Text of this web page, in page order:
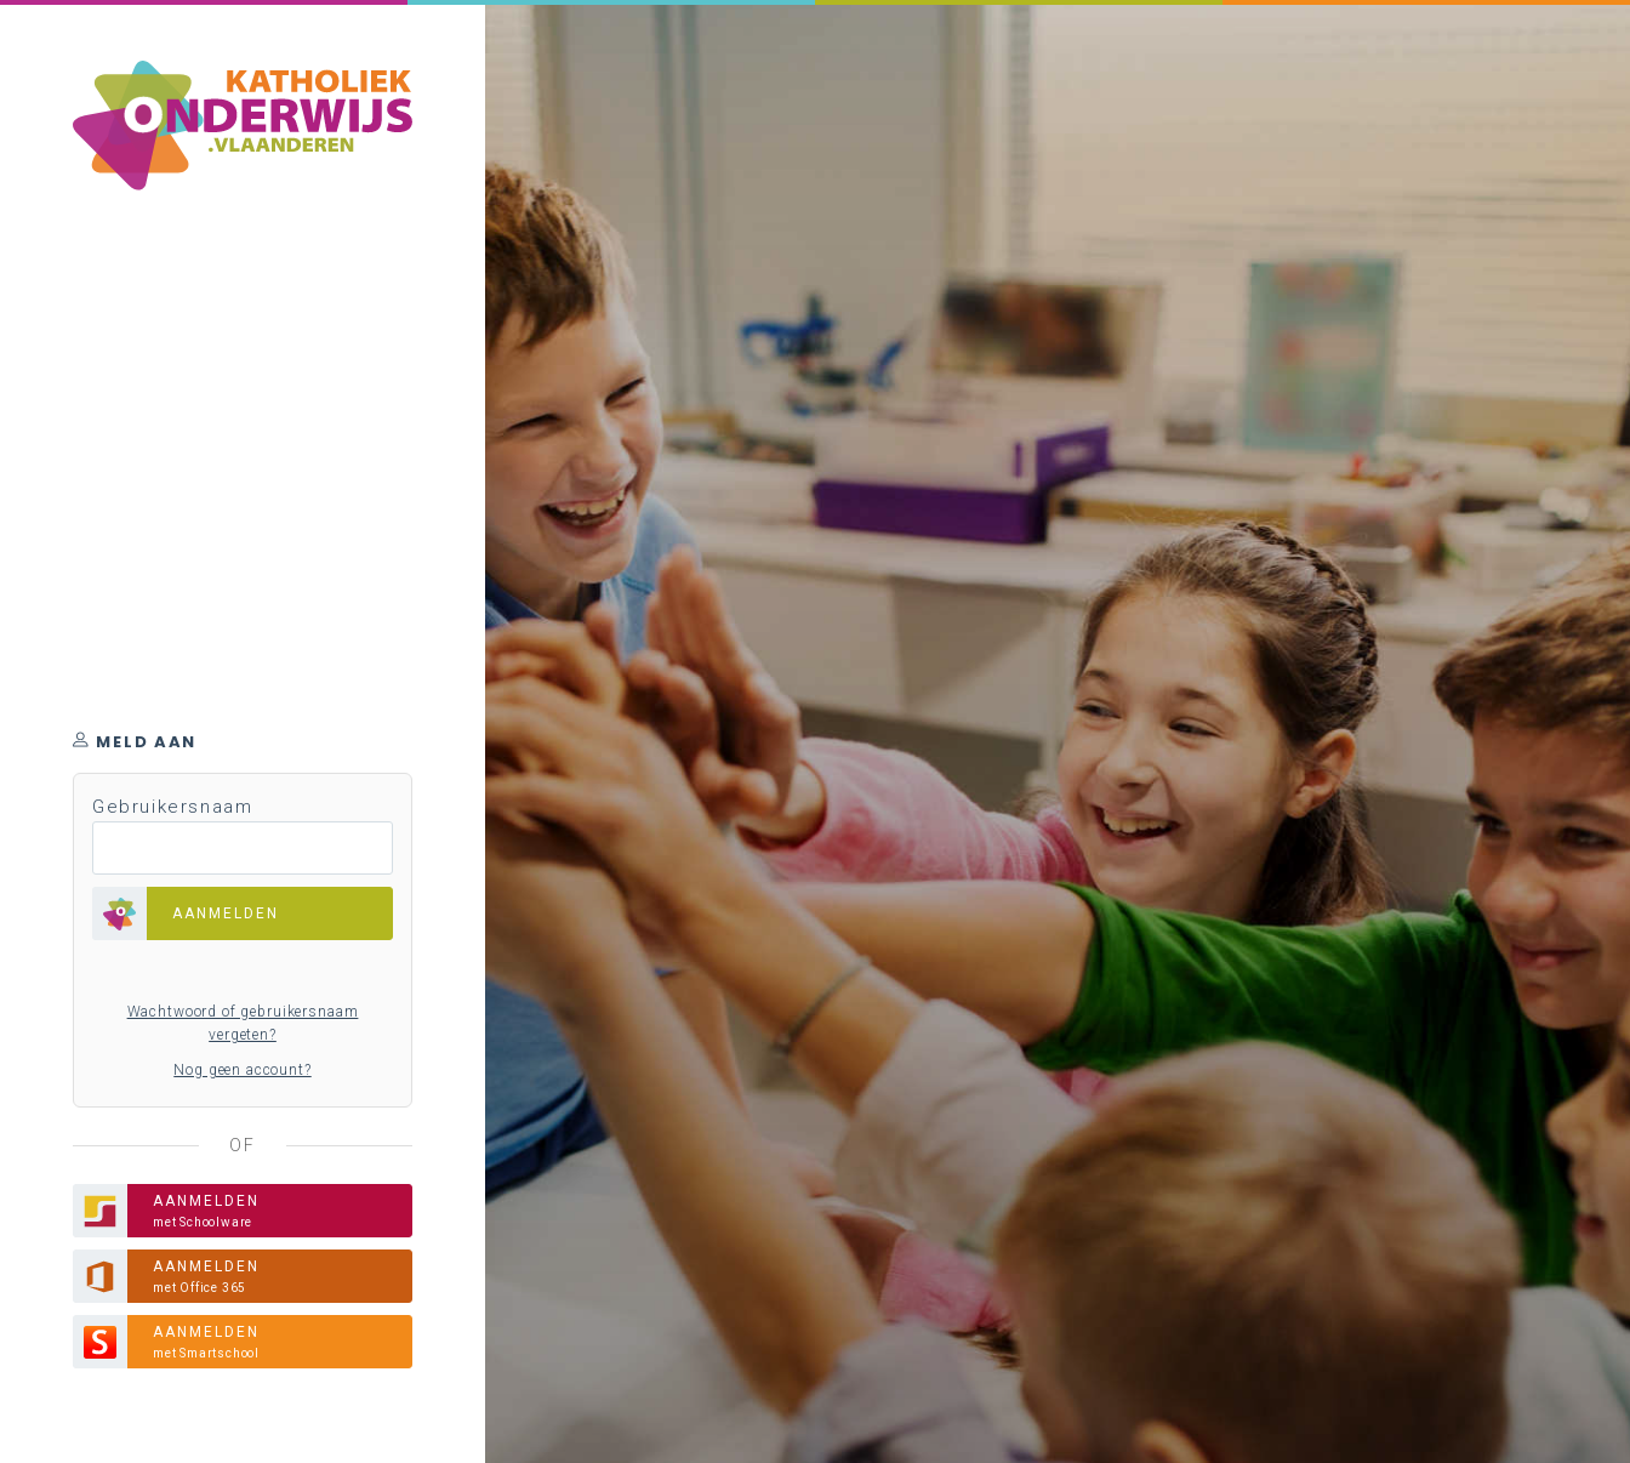
MELD AAN
Gebruikersnaam
AANMELDEN
Wachtwoord of gebruikersnaam
vergeten?
Nog geen account?
OF
AANMELDEN
met Schoolware
AANMELDEN
met Office 365
AANMELDEN
met Smartschool